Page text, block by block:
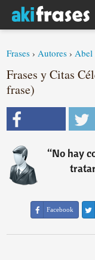
Frases ›Autores ›Abel
Frases y Citas
frase)
“No hay
Facebook